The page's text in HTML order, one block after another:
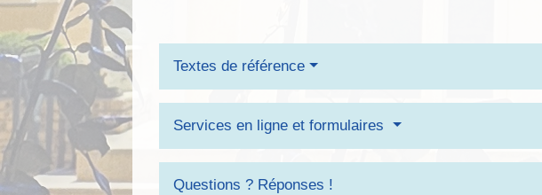
Textes de référence
Services en ligne et formulaires
Questions ? Réponses !